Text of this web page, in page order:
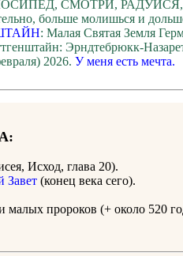
СМОТРИ,
больше молишься и
: Малая Святая Земля
Эрндтебрюкк-
2026. У меня есть мечта.
Исход, глава 20).
Завет (конец века сего).
малых пророков (+ около 520